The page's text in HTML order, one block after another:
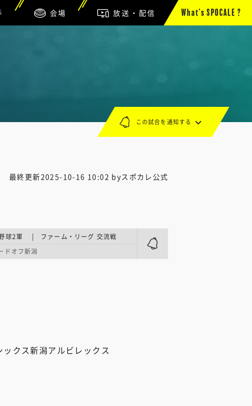
会場 放送・配信 What’s SPOCALE ?
最終更新2025-10-16 10:02 byスポカレ公式
球2軍 | ファーム・リーグ 交流戦
ドオフ新潟
ックス新潟アルビレックス
この試合を通知する